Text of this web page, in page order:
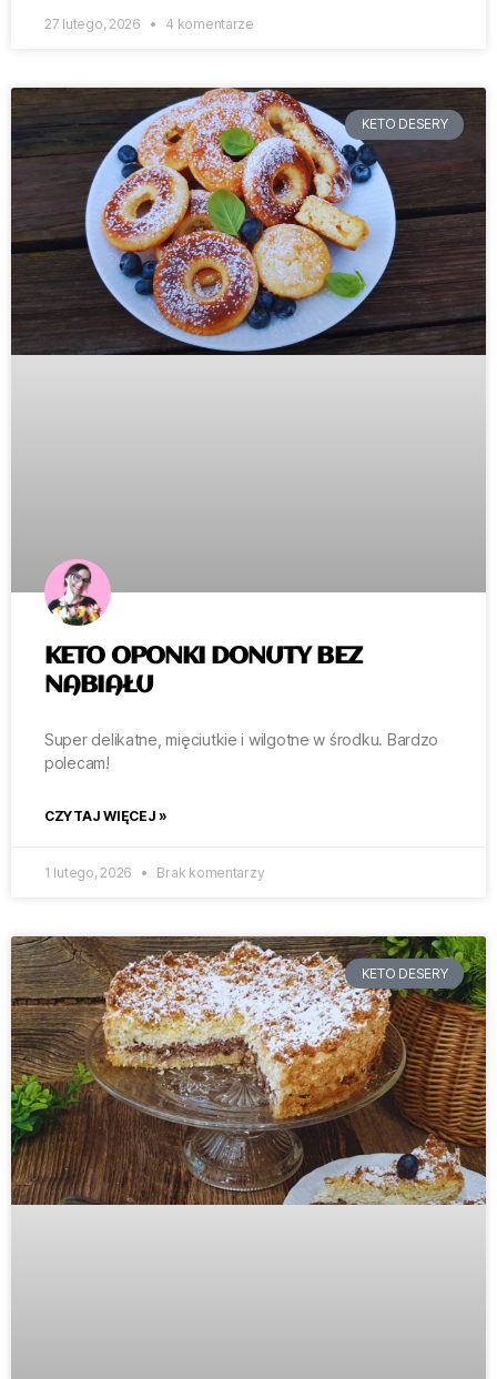
27 lutego, 2026 4 komentarze
KETO DESERY
KETO OPONKI DONUTY BEZ
NABIAŁU
Super delikatne, mięciutkie i wilgotne w środku. Bardzo
polecam!
CZYTAJ WIĘCEJ »
1 lutego, 2026 Brak komentarzy
KETO DESERY